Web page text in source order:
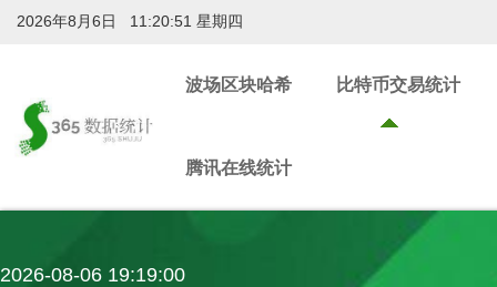
2026年8月6日 11:20:51 星期四
波场区块哈希 比特币交易统计
腾讯在线统计
2026-08-06 19:19:00